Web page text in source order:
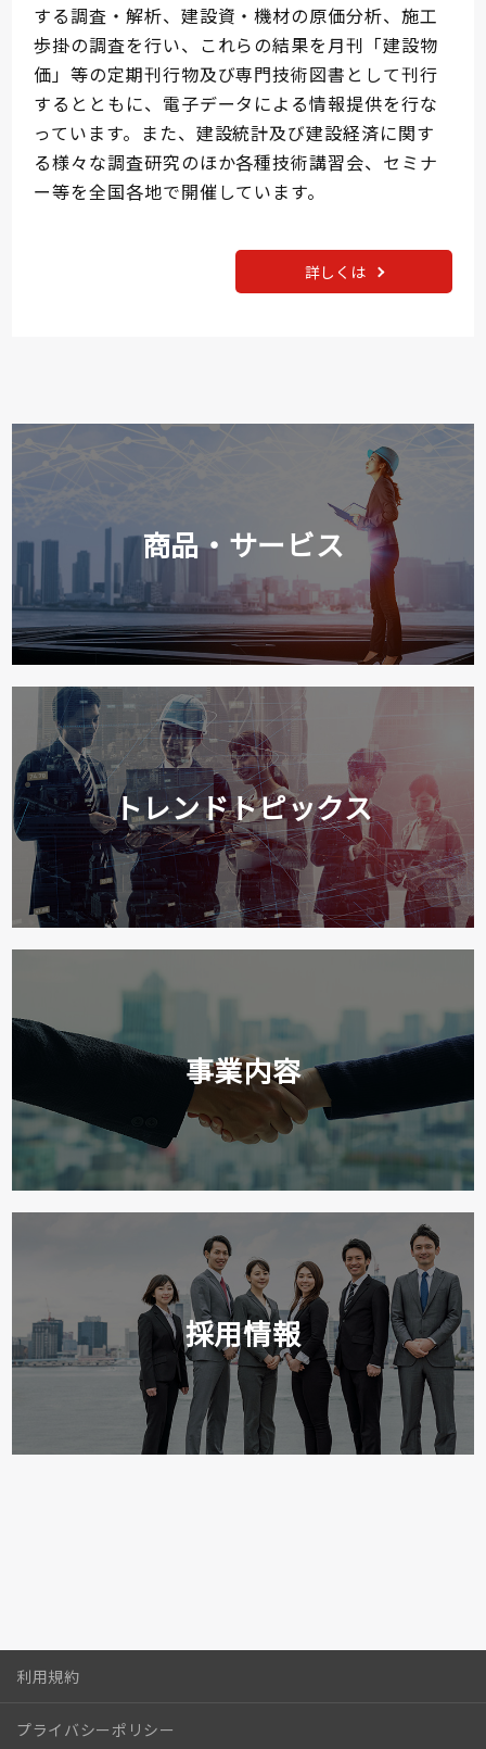
する調査・解析、建設資・機材の原価分析、施工
歩掛の調査を行い、これらの結果を月刊「建設物
価」等の定期刊行物及び専門技術図書として刊行
するとともに、電子データによる情報提供を行な
っています。また、建設統計及び建設経済に関す
る様々な調査研究のほか各種技術講習会、セミナ
ー等を全国各地で開催しています。
詳しくは
商品・サービス
トレンドトピックス
事業内容
採用情報
利用規約
プライバシーポリシー